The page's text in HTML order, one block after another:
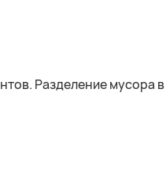
Разделение мусора